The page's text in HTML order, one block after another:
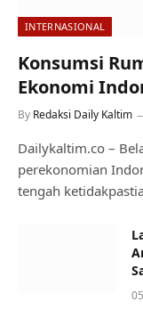
INTERNASIONAL
Konsumsi
Ekonomi
By Redaksi Daily Kaltim
Dailykaltim.co –
perekonomian
tengah